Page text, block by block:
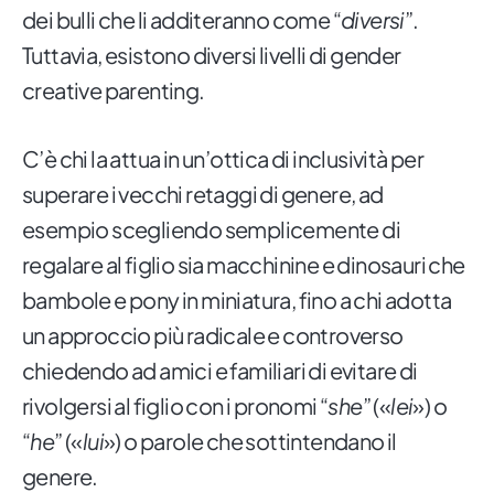
dei bulli che li additeranno come “diversi”.
Tuttavia, esistono diversi livelli di gender
creative parenting.
C’è chi la attua in un’ottica di inclusività per
superare i vecchi retaggi di genere, ad
esempio scegliendo semplicemente di
regalare al figlio sia macchinine e dinosauri che
bambole e pony in miniatura, fino a chi adotta
un approccio più radicale e controverso
chiedendo ad amici e familiari di evitare di
rivolgersi al figlio con i pronomi “she” («lei») o
“he” («lui») o parole che sottintendano il
genere.